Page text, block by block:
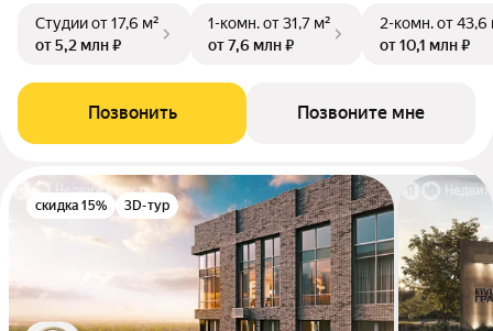
Студииот 17,6 м²
от 5,2 млн ₽
1-комн.от 31,7 м²
от 7,6 млн ₽
2-комн.от 43,6
от 10,1 млн ₽
Позвонить Позвоните мне
скидка 15% 3D-тур